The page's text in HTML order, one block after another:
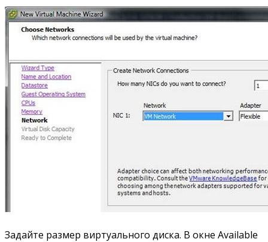
Задайте размер виртуального диска. В окне Available